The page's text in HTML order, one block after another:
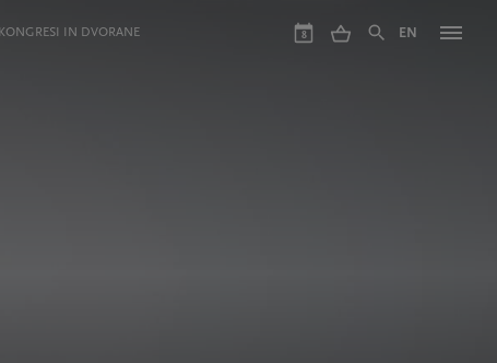
KONGRESI IN DVORANE 8 EN